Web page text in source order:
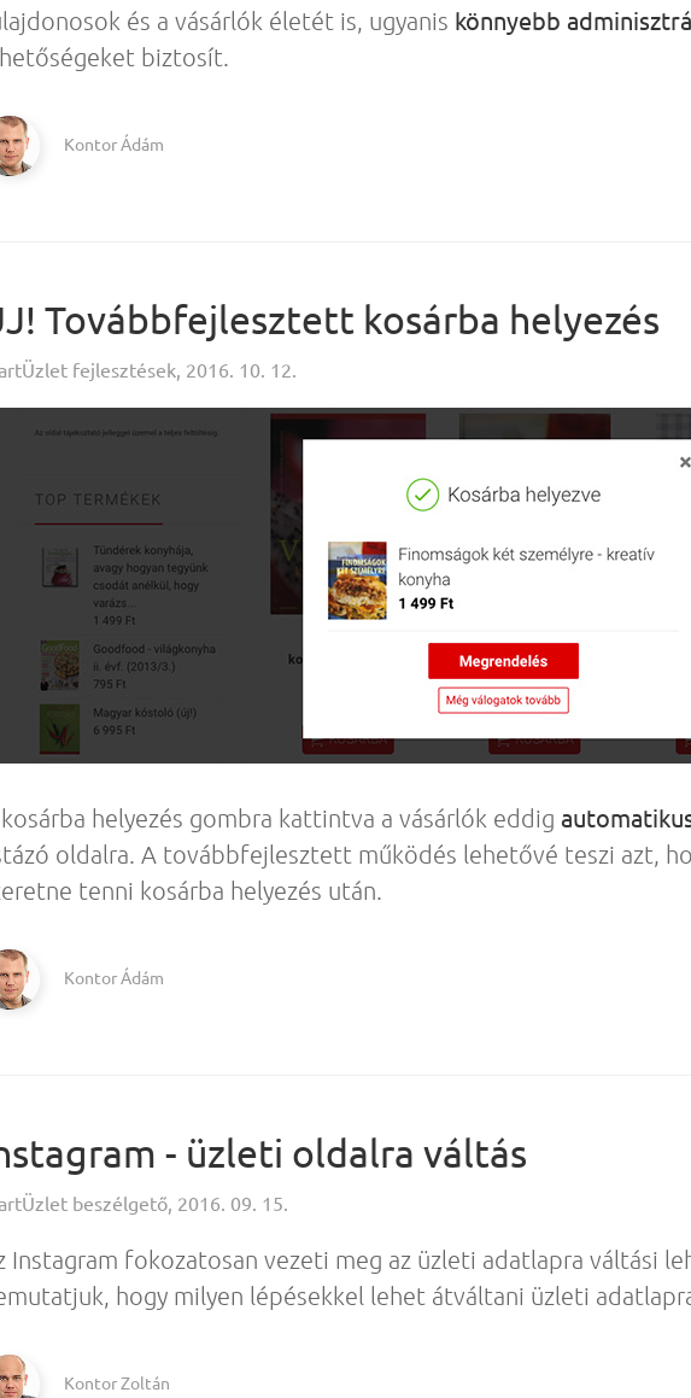
és a vásárlók életét is, ugyanis könnyebb
biztosít.
Kontor Ádám
Továbbfejlesztett kosárba helyezés
fejlesztések, 2016. 10. 12.
helyezés gombra kattintva a vásárlók eddig
oldalra. A továbbfejlesztett működés lehetővé teszi azt,
tenni kosárba helyezés után.
Kontor Ádám
- üzleti oldalra váltás
beszélgető, 2016. 09. 15.
Instagram fokozatosan vezeti meg az üzleti adatlapra váltási
hogy milyen lépésekkel lehet átváltani üzleti
Kontor Zoltán